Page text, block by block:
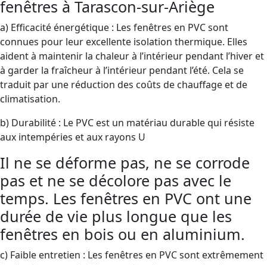
fenêtres à Tarascon-sur-Ariège
a) Efficacité énergétique : Les fenêtres en PVC sont
connues pour leur excellente isolation thermique. Elles
aident à maintenir la chaleur à l’intérieur pendant l’hiver et
à garder la fraîcheur à l’intérieur pendant l’été. Cela se
traduit par une réduction des coûts de chauffage et de
climatisation.
b) Durabilité : Le PVC est un matériau durable qui résiste
aux intempéries et aux rayons U
Il ne se déforme pas, ne se corrode
pas et ne se décolore pas avec le
temps. Les fenêtres en PVC ont une
durée de vie plus longue que les
fenêtres en bois ou en aluminium.
c) Faible entretien : Les fenêtres en PVC sont extrêmement